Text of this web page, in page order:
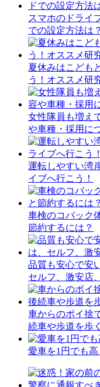
スマホのドライ
での設定方法は
夏休みはこども
う！オススメ研
女性隊員も増え
や車種・採用に
運転しやすい湾
イブへ行こう！
車検のコバック
節約するには？
品質も安心で安
セルフ、激安店
車からのポイ捨
続車や歩道を歩
愛車を1円でも高